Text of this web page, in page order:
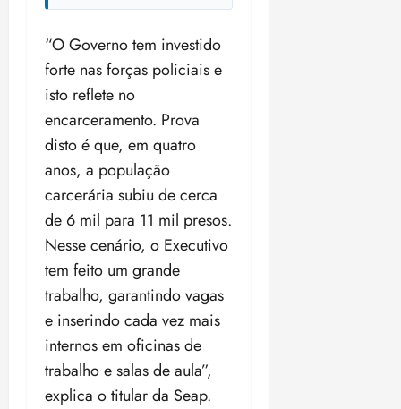
“O Governo tem investido
forte nas forças policiais e
isto reflete no
encarceramento. Prova
disto é que, em quatro
anos, a população
carcerária subiu de cerca
de 6 mil para 11 mil presos.
Nesse cenário, o Executivo
tem feito um grande
trabalho, garantindo vagas
e inserindo cada vez mais
internos em oficinas de
trabalho e salas de aula”,
explica o titular da Seap.